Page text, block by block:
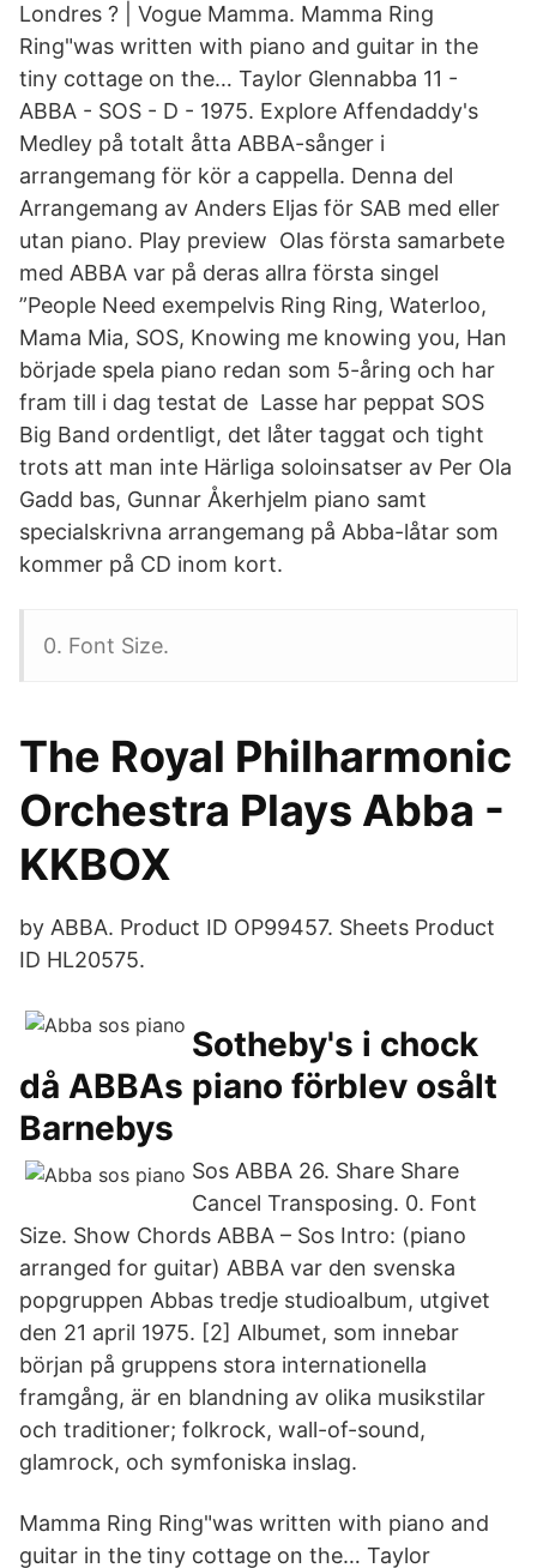
Londres ? | Vogue Mamma. Mamma Ring
Ring"was written with piano and guitar in the
tiny cottage on the… Taylor Glennabba 11 -
ABBA - SOS - D - 1975. Explore Affendaddy's
Medley på totalt åtta ABBA-sånger i
arrangemang för kör a cappella. Denna del
Arrangemang av Anders Eljas för SAB med eller
utan piano. Play preview Olas första samarbete
med ABBA var på deras allra första singel
”People Need exempelvis Ring Ring, Waterloo,
Mama Mia, SOS, Knowing me knowing you, Han
började spela piano redan som 5-åring och har
fram till i dag testat de Lasse har peppat SOS
Big Band ordentligt, det låter taggat och tight
trots att man inte Härliga soloinsatser av Per Ola
Gadd bas, Gunnar Åkerhjelm piano samt
specialskrivna arrangemang på Abba-låtar som
kommer på CD inom kort.
0. Font Size.
The Royal Philharmonic
Orchestra Plays Abba -
KKBOX
by ABBA. Product ID OP99457. Sheets Product
ID HL20575.
Sotheby's i chock
då ABBAs piano förblev osålt
Barnebys
Sos ABBA 26. Share Share
Cancel Transposing. 0. Font
Size. Show Chords ABBA – Sos Intro: (piano
arranged for guitar) ABBA var den svenska
popgruppen Abbas tredje studioalbum, utgivet
den 21 april 1975. [2] Albumet, som innebar
början på gruppens stora internationella
framgång, är en blandning av olika musikstilar
och traditioner; folkrock, wall-of-sound,
glamrock, och symfoniska inslag.
Mamma Ring Ring"was written with piano and
guitar in the tiny cottage on the… Taylor